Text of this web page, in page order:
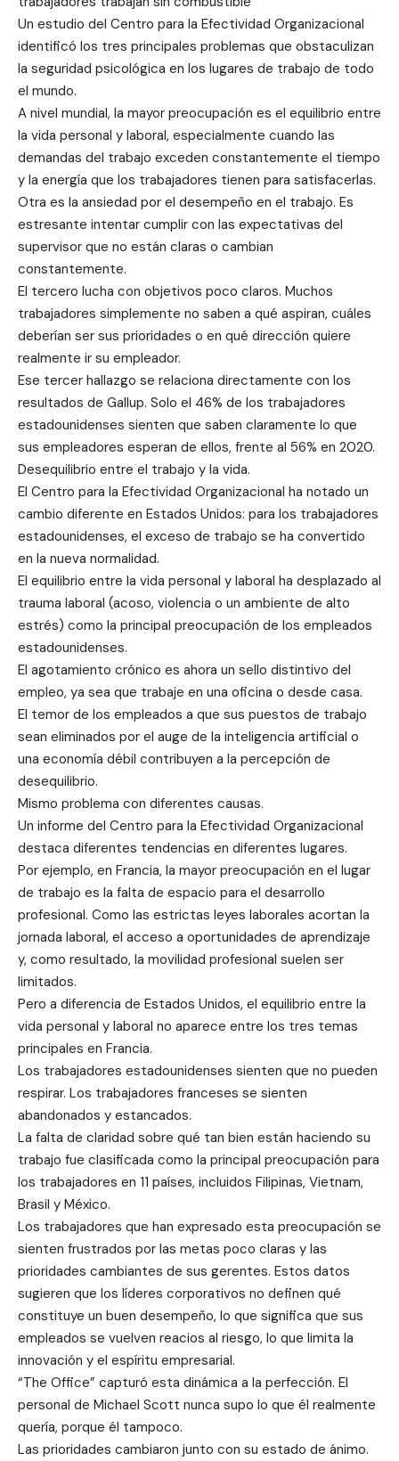
Un estudio del Centro para la Efectividad Organizacional
identificó los tres principales problemas que obstaculizan
la seguridad psicológica en los lugares de trabajo de todo
el mundo.
A nivel mundial, la mayor preocupación es el equilibrio entre
la vida personal y laboral, especialmente cuando las
demandas del trabajo exceden constantemente el tiempo
y la energía que los trabajadores tienen para satisfacerlas.
Otra es la ansiedad por el desempeño en el trabajo. Es
estresante intentar cumplir con las expectativas del
supervisor que no están claras o cambian
constantemente.
El tercero lucha con objetivos poco claros. Muchos
trabajadores simplemente no saben a qué aspiran, cuáles
deberían ser sus prioridades o en qué dirección quiere
realmente ir su empleador.
Ese tercer hallazgo se relaciona directamente con los
resultados de Gallup. Solo el 46% de los trabajadores
estadounidenses sienten que saben claramente lo que
sus empleadores esperan de ellos, frente al 56% en 2020.
Desequilibrio entre el trabajo y la vida.
El Centro para la Efectividad Organizacional ha notado un
cambio diferente en Estados Unidos: para los trabajadores
estadounidenses, el exceso de trabajo se ha convertido
en la nueva normalidad.
El equilibrio entre la vida personal y laboral ha desplazado al
trauma laboral (acoso, violencia o un ambiente de alto
estrés) como la principal preocupación de los empleados
estadounidenses.
El agotamiento crónico es ahora un sello distintivo del
empleo, ya sea que trabaje en una oficina o desde casa.
El temor de los empleados a que sus puestos de trabajo
sean eliminados por el auge de la inteligencia artificial o
una economía débil contribuyen a la percepción de
desequilibrio.
Mismo problema con diferentes causas.
Un informe del Centro para la Efectividad Organizacional
destaca diferentes tendencias en diferentes lugares.
Por ejemplo, en Francia, la mayor preocupación en el lugar
de trabajo es la falta de espacio para el desarrollo
profesional. Como las estrictas leyes laborales acortan la
jornada laboral, el acceso a oportunidades de aprendizaje
y, como resultado, la movilidad profesional suelen ser
limitados.
Pero a diferencia de Estados Unidos, el equilibrio entre la
vida personal y laboral no aparece entre los tres temas
principales en Francia.
Los trabajadores estadounidenses sienten que no pueden
respirar. Los trabajadores franceses se sienten
abandonados y estancados.
La falta de claridad sobre qué tan bien están haciendo su
trabajo fue clasificada como la principal preocupación para
los trabajadores en 11 países, incluidos Filipinas, Vietnam,
Brasil y México.
Los trabajadores que han expresado esta preocupación se
sienten frustrados por las metas poco claras y las
prioridades cambiantes de sus gerentes. Estos datos
sugieren que los líderes corporativos no definen qué
constituye un buen desempeño, lo que significa que sus
empleados se vuelven reacios al riesgo, lo que limita la
innovación y el espíritu empresarial.
“The Office” capturó esta dinámica a la perfección. El
personal de Michael Scott nunca supo lo que él realmente
quería, porque él tampoco.
Las prioridades cambiaron junto con su estado de ánimo.